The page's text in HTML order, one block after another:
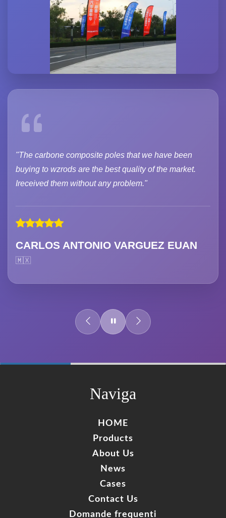
"The carbone composite poles that we have been
buying to wzrods are the best quality of the market.
Ireceived them without any problem."
CARLOS ANTONIO VARGUEZ EUAN
🇲🇽
60%
Naviga
HOME
Products
About Us
News
Cases
Contact Us
Domande frequenti